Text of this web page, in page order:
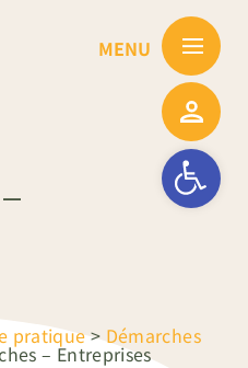
Ouvrir la
pratique>Démarches
– Entreprises